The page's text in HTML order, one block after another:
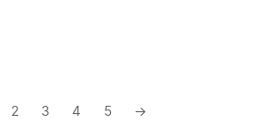
2 3 4 5 →